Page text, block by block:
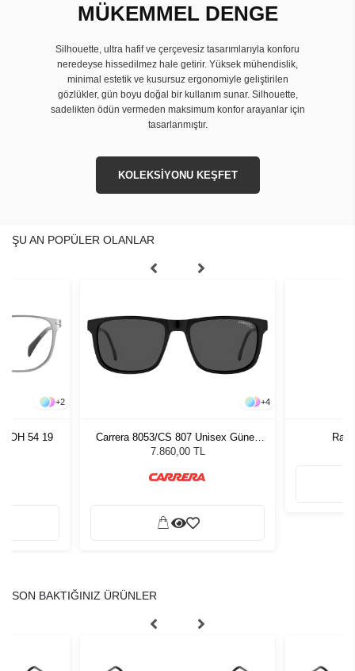
MÜKEMMEL DENGE
Silhouette, ultra hafif ve çerçevesiz tasarımlarıyla konforu
neredeyse hissedilmez hale getirir. Yüksek mühendislik,
minimal estetik ve kusursuz ergonomiyle geliştirilen
gözlükler, gün boyu doğal bir kullanım sunar. Silhouette,
sadelikten ödün vermeden maksimum konfor arayanlar için
tasarlanmıştır.
KOLEKSİYONU KEŞFET
ŞU AN POPÜLER OLANLAR
+2
54 19
+4
Carrera 8053/CS 807 Unisex Güneş
Gözlüğü
7.860,00 TL
SON BAKTIĞINIZ ÜRÜNLER